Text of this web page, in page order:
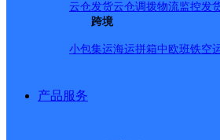
云仓发货云仓调拨物流监控发
跨境
小包集运海运拼箱中欧班铁空
产品服务